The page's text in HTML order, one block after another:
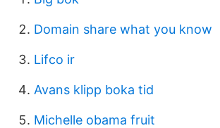
Domain share what you know
Lifco ir
Avans klipp boka tid
Michelle obama fruit